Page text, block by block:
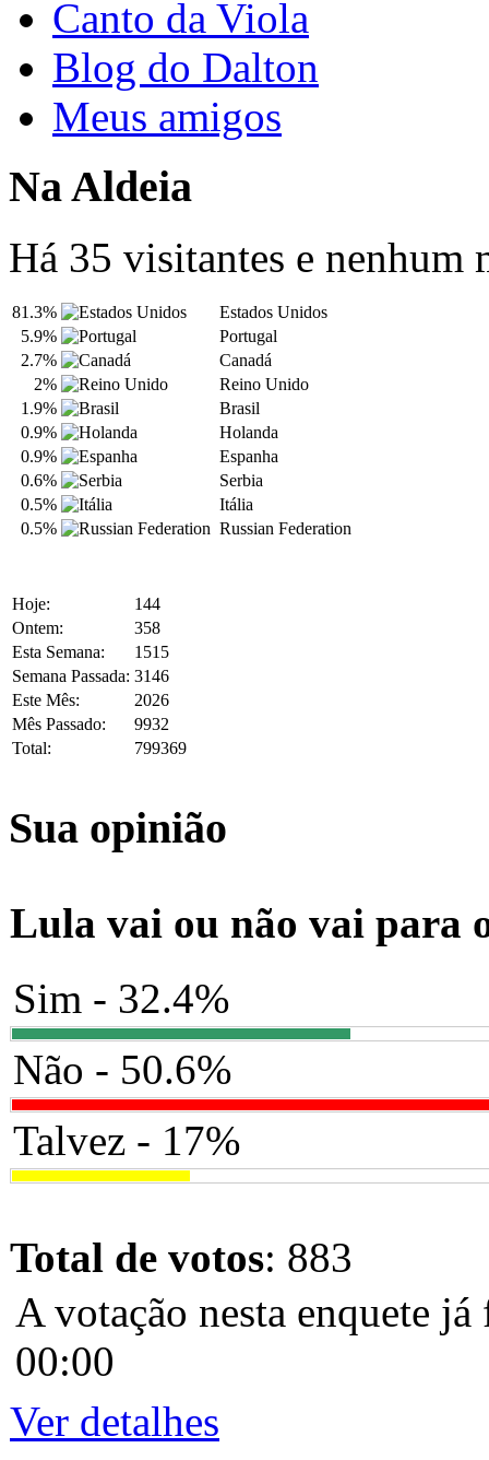
Canto da Viola
Blog do Dalton
Meus amigos
Na Aldeia
Há 35 visitantes e nenhum
81.3%
Estados Unidos
5.9%
Portugal
2.7%
Canadá
2%
Reino Unido
1.9%
Brasil
0.9%
Holanda
0.9%
Espanha
0.6%
Serbia
0.5%
Itália
0.5%
Russian Federation
Hoje:
144
Ontem:
358
Esta Semana:
1515
Semana Passada: 3146
Este Mês:
2026
Mês Passado:
9932
Total:
799369
Sua opinião
Lula vai ou não vai para
Sim - 32.4%
Não - 50.6%
Talvez - 17%
Total de votos: 883
A votação nesta enquete
00:00
Ver detalhes